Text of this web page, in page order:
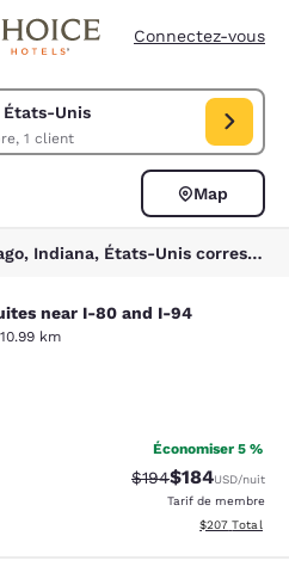
Connectez-vous
États-Unis
1 chambre, 1 client
Chicago, Indiana, États-Unis. Date
Map
2 hôtels près de East Chicago, Indiana, États-Unis correspondant à vos filtres
I-80 and I-94
near I-80 and I-94
10.99 km
965 commentaires
Économiser 5 %
Tarif barré :
$194Tarif réduit :
$184USD/nuit
Tarif de membre
Afficher les
$207 Total